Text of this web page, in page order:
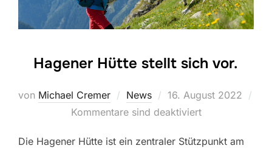
Hagener Hütte stellt sich vor.
von Michael Cremer News
Veröffentlicht
am
16. August 2022
Kommentare sind deaktiviert
Die Hagener Hütte ist ein zentraler Stützpunkt am